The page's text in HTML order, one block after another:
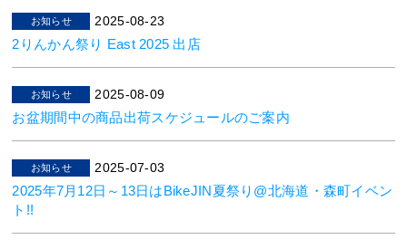
お知らせ 2025-08-23
2りんかん祭り East 2025 出店
お知らせ 2025-08-09
お盆期間中の商品出荷スケジュールのご案内
お知らせ 2025-07-03
2025年7月12日～13日はBikeJIN夏祭り@北海道・森町イベン
ト!!